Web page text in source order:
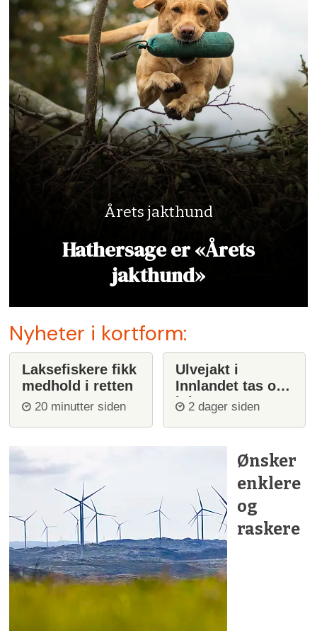
Årets jakthund
Hathersage er «Årets
jakthund»
Nyheter i kortform:
Laksefiskere fikk
medhold i retten
20 minutter siden
Ulvejakt i
Innlandet tas opp
igjen
2 dager siden
Ønsker
enklere
og
raskere